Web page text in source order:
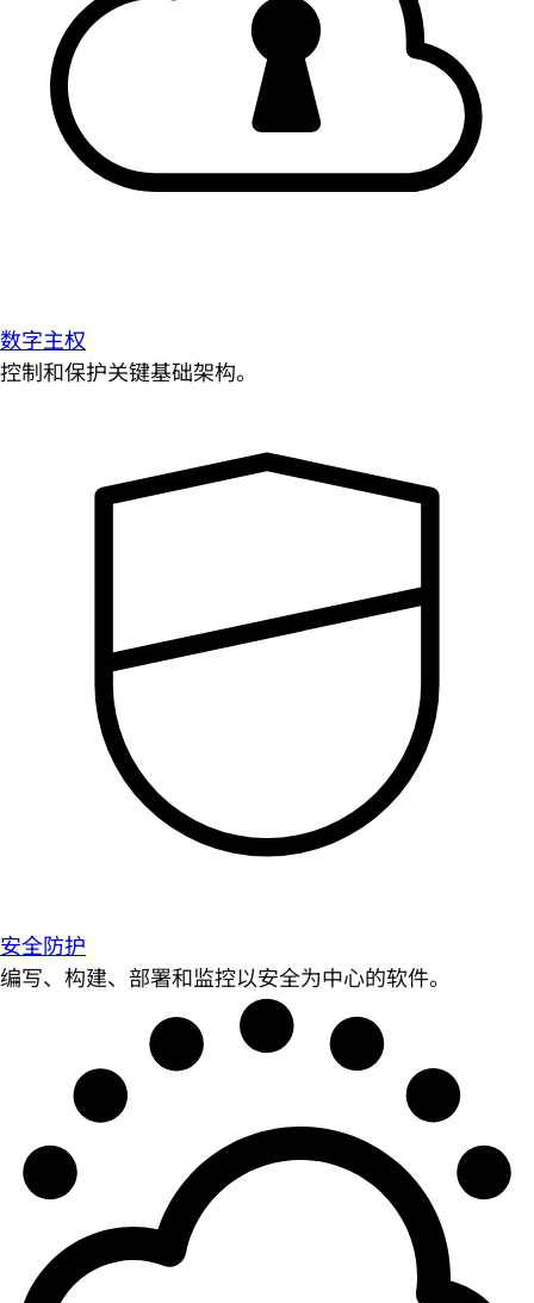
数字主权
控制和保护关键基础架构。
安全防护
编写、构建、部署和监控以安全为中心的软件。